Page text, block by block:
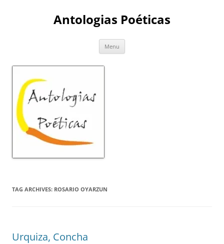
Antologias Poéticas
Menu
TAG ARCHIVES: ROSARIO OYARZUN
Urquiza, Concha